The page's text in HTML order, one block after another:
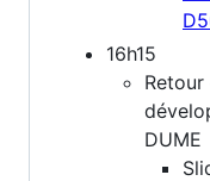
16h15
Retour
DUME